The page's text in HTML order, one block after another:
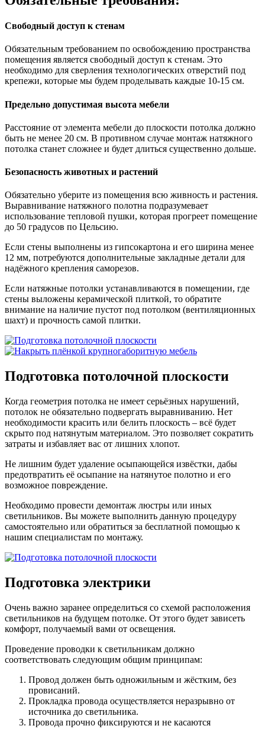
Свободный доступ к стенам
Обязательным требованием по освобождению пространства
помещения является свободный доступ к стенам. Это
необходимо для сверления технологических отверстий под
крепежи, которые мы будем проделывать каждые 10-15 см.
Предельно допустимая высота мебели
Расстояние от элемента мебели до плоскости потолка должно
быть не менее 20 см. В противном случае монтаж натяжного
потолка станет сложнее и будет длиться существенно дольше.
Безопасность животных и растений
Обязательно уберите из помещения всю живность и растения.
Выравнивание натяжного полотна подразумевает
использование тепловой пушки, которая прогреет помещение
до 50 градусов по Цельсию.
Если стены выполнены из гипсокартона и его ширина менее
12 мм, потребуются дополнительные закладные детали для
надёжного крепления саморезов.
Если натяжные потолки устанавливаются в помещении, где
стены выложены керамической плиткой, то обратите
внимание на наличие пустот под потолком (вентиляционных
шахт) и прочность самой плитки.
Подготовка потолочной плоскости
Когда геометрия потолка не имеет серьёзных нарушений,
потолок не обязательно подвергать выравниванию. Нет
необходимости красить или белить плоскость – всё будет
скрыто под натянутым материалом. Это позволяет сократить
затраты и избавляет вас от лишних хлопот.
Не лишним будет удаление осыпающейся извёстки, дабы
предотвратить её осыпание на натянутое полотно и его
возможное повреждение.
Необходимо провести демонтаж люстры или иных
светильников. Вы можете выполнить данную процедуру
самостоятельно или обратиться за бесплатной помощью к
нашим специалистам по монтажу.
Подготовка электрики
Очень важно заранее определиться со схемой расположения
светильников на будущем потолке. От этого будет зависеть
комфорт, получаемый вами от освещения.
Проведение проводки к светильникам должно
соответствовать следующим общим принципам:
Провод должен быть одножильным и жёстким, без
провисаний.
Прокладка провода осуществляется неразрывно от
источника до светильника.
Провода прочно фиксируются и не касаются